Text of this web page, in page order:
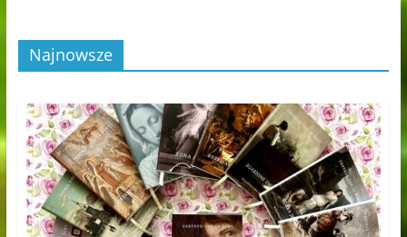
Najnowsze